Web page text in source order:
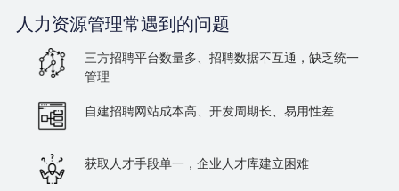
人力资源管理常遇到的问题
三方招聘平台数量多、招聘数据不互通，缺乏统一
管理
自建招聘网站成本高、开发周期长、易用性差
获取人才手段单一，企业人才库建立困难